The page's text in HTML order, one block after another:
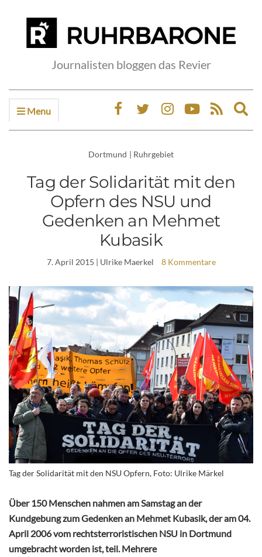
Journalisten bloggen das Revier
Menu
Dortmund | Ruhrgebiet
Tag der Solidarität mit den
Opfern des NSU und
Gedenken an Mehmet
Kubasik
7. April 2015 | Ulrike Maerkel 8 Kommentare
Tag der Solidarität mit den NSU Opfern, Foto: Ulrike Märkel
Über 150 Menschen nahmen am Samstag an der
Kundgebung zum Gedenken an Mehmet Kubasik, der am 04.
April 2006 vom rechtsterroristischen NSU in Dortmund
umgebracht worden ist, teil. Mehrere